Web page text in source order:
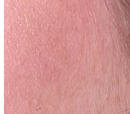
Septum